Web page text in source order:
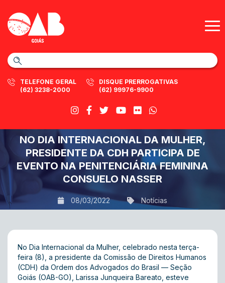
TELEFONE GERAL
(62) 3238-2000
DISQUE PRERROGATIVAS
(62) 99976-9900
NO DIA INTERNACIONAL DA MULHER,
PRESIDENTE DA CDH PARTICIPA DE
EVENTO NA PENITENCIÁRIA FEMININA
CONSUELO NASSER
08/03/2022 Notícias
No Dia Internacional da Mulher, celebrado nesta terça-
feira (8), a presidente da Comissão de Direitos Humanos
(CDH) da Ordem dos Advogados do Brasil — Seção
Goiás (OAB-GO), Larissa Junqueira Bareato, esteve